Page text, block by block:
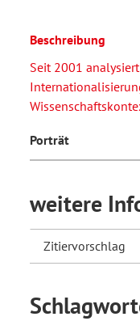
Beschreibung
Seit 2001
Porträt
weitere
Zitiervorschlag